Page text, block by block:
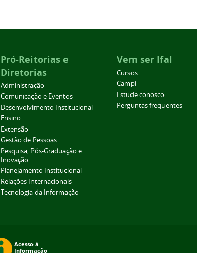
Pró-Reitorias e
Diretorias
Administração
Comunicação e Eventos
Desenvolvimento Institucional
Ensino
Extensão
Gestão de Pessoas
Pesquisa, Pós-Graduação e
Inovação
Planejamento Institucional
Relações Internacionais
Tecnologia da Informação
Vem ser Ifal
Cursos
Campi
Estude conosco
Perguntas frequentes